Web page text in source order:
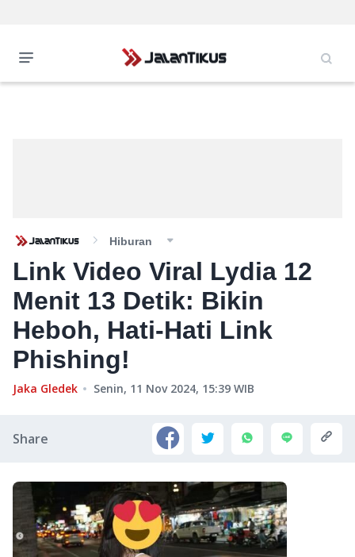
Hiburan
Link Video Viral Lydia 12
Menit 13 Detik: Bikin
Heboh, Hati-Hati Link
Phishing!
Jaka Gledek Senin, 11 Nov 2024, 15:39 WIB
Share